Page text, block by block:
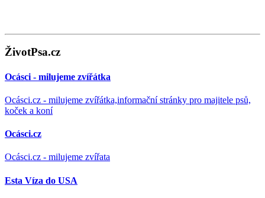
ŽivotPsa.cz
Ocásci - milujeme zvířátka
Ocásci.cz - milujeme zvířátka,informační stránky pro majitele psů,
koček a koní
Ocásci.cz
Ocásci.cz - milujeme zvířata
Esta Víza do USA